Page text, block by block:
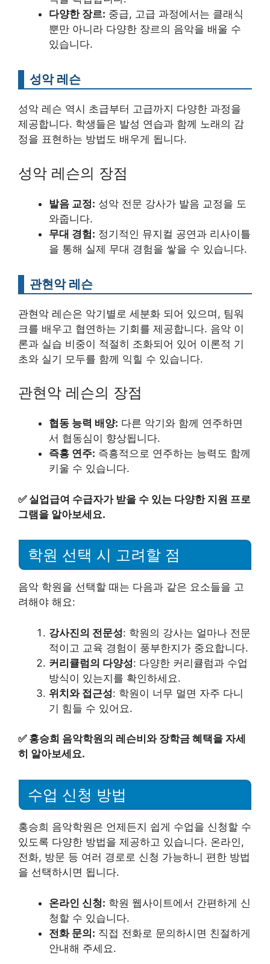
다양한 장르: 중급, 고급 과정에서는 클래식
뿐만 아니라 다양한 장르의 음악을 배울 수
있습니다.
성악 레슨
성악 레슨 역시 초급부터 고급까지 다양한 과정을
제공합니다. 학생들은 발성 연습과 함께 노래의 감
정을 표현하는 방법도 배우게 됩니다.
성악 레슨의 장점
발음 교정: 성악 전문 강사가 발음 교정을 도
와줍니다.
무대 경험: 정기적인 뮤지컬 공연과 리사이틀
을 통해 실제 무대 경험을 쌓을 수 있습니다.
관현악 레슨
관현악 레슨은 악기별로 세분화 되어 있으며, 팀워
크를 배우고 협연하는 기회를 제공합니다. 음악 이
론과 실습 비중이 적절히 조화되어 있어 이론적 기
초와 실기 모두를 함께 익힐 수 있습니다.
관현악 레슨의 장점
협동 능력 배양: 다른 악기와 함께 연주하면
서 협동심이 향상됩니다.
즉흥 연주: 즉흥적으로 연주하는 능력도 함께
키울 수 있습니다.
✅ 실업급여 수급자가 받을 수 있는 다양한 지원 프로
그램을 알아보세요.
학원 선택 시 고려할 점
음악 학원을 선택할 때는 다음과 같은 요소들을 고
려해야 해요:
강사진의 전문성: 학원의 강사는 얼마나 전문
적이고 교육 경험이 풍부한지가 중요합니다.
커리큘럼의 다양성: 다양한 커리큘럼과 수업
방식이 있는지를 확인하세요.
위치와 접근성: 학원이 너무 멀면 자주 다니
기 힘들 수 있어요.
✅ 홍승희 음악학원의 레슨비와 장학금 혜택을 자세
히 알아보세요.
수업 신청 방법
홍승희 음악학원은 언제든지 쉽게 수업을 신청할 수
있도록 다양한 방법을 제공하고 있습니다. 온라인,
전화, 방문 등 여러 경로로 신청 가능하니 편한 방법
을 선택하시면 됩니다.
온라인 신청: 학원 웹사이트에서 간편하게 신
청할 수 있습니다.
전화 문의: 직접 전화로 문의하시면 친절하게
안내해 주세요.